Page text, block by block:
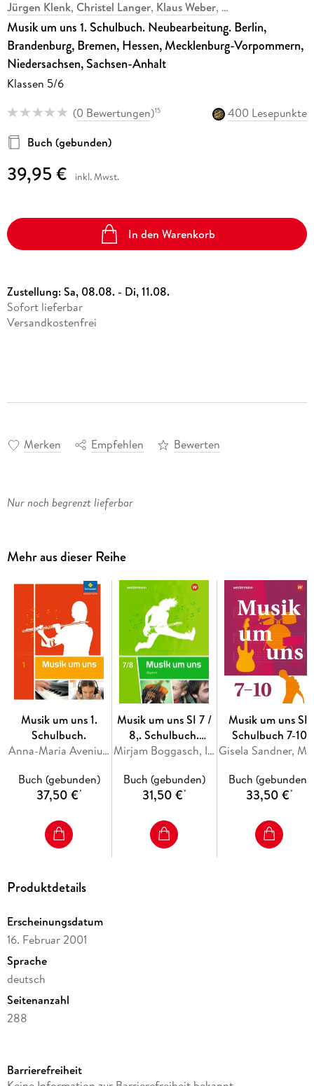
Jürgen Klenk, Christel Langer, Klaus Weber,
Musik um uns 1. Schulbuch. Neubearbeitung. Berlin,
Brandenburg, Bremen, Hessen, Mecklenburg-Vorpommern,
Niedersachsen, Sachsen-Anhalt
Klassen 5/6
(0 Bewertungen)15
400 Lesepunkte
Buch (gebunden)
39,95 € inkl. Mwst.
In den Warenkorb
Zustellung:Sa, 08.08. - Di, 11.08.
Sofort lieferbar
Versandkostenfrei
Merken Empfehlen Bewerten
Nur noch begrenzt lieferbar
Mehr aus dieser Reihe
Musik um uns 1.
Schulbuch.
Anna-Maria Avenius, Mirjam Boggasch, Jörg Breitweg, Walter Lindenbaum, Markus Sauter
Buch (gebunden)
37,50 €*
Musik um uns SI 7 /
8,. Schulbuch.
Bayern
Mirjam Boggasch, Ingeborg Eblenkamp, Wolfgang Gabler, Walter Lindenbaum, Gisela Sandner
Buch (gebunden)
31,50 €*
Musik um uns SI.
Schulbuch 7-10
Buch (gebunden)
33,50 €*
Produktdetails
Erscheinungsdatum
16. Februar 2001
Sprache
deutsch
Seitenanzahl
288
Autor/Autorin
Barrierefreiheit